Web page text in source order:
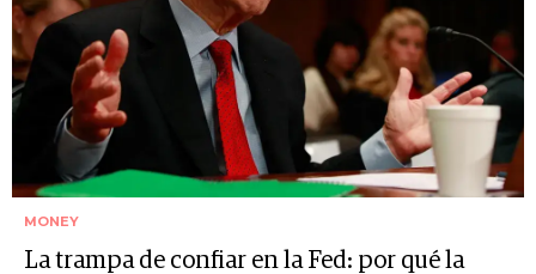
MONEY
La trampa de confiar en la Fed: por qué la